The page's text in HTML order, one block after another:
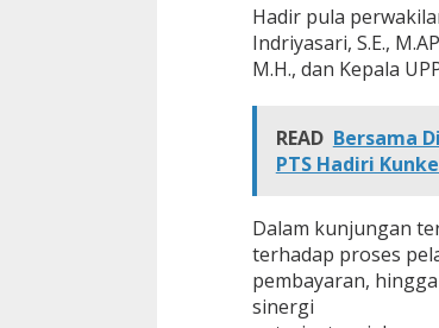
K
s
e
m
a
n
B
e
r
Hadir pula
Indriyasari, S.E.,
M.H., dan Kepala
READ Bersama
PTS Hadiri
Dalam kunjungan
terhadap proses
pembayaran,
sinergi